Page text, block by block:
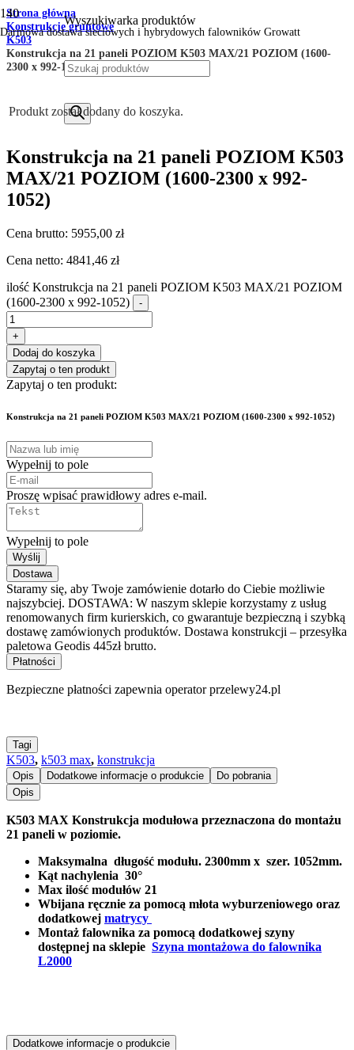
Darmowa dostawa sieciowych i hybrydowych falowników Growatt
Wyszukiwarka produktów
Produkt został dodany do koszyka.
Strona główna
Konstrukcje gruntowe
K503
Konstrukcja na 21 paneli POZIOM K503 MAX/21 POZIOM (1600-
2300 x 992-1052)
Konstrukcja na 21 paneli POZIOM K503
MAX/21 POZIOM (1600-2300 x 992-
1052)
Cena brutto: 5955,00 zł
Cena netto: 4841,46 zł
ilość Konstrukcja na 21 paneli POZIOM K503 MAX/21 POZIOM
(1600-2300 x 992-1052)
-
+
Dodaj do koszyka
Zapytaj o ten produkt
Zapytaj o ten produkt:
Konstrukcja na 21 paneli POZIOM K503 MAX/21 POZIOM (1600-2300 x 992-1052)
Wypełnij to pole
Proszę wpisać prawidłowy adres e-mail.
Wypełnij to pole
Wyślij
Dostawa
Staramy się, aby Twoje zamówienie dotarło do Ciebie możliwie
najszybciej. DOSTAWA: W naszym sklepie korzystamy z usług
renomowanych firm kurierskich, co gwarantuje bezpieczną i szybką
dostawę zamówionych produktów. Dostawa konstrukcji – przesyłka
paletowa Geodis 445zł brutto.
Płatności
Bezpieczne płatności zapewnia operator przelewy24.pl
Tagi
K503, k503 max, konstrukcja
Opis Dodatkowe informacje o produkcie
Do pobrania
Opis
K503 MAX Konstrukcja modułowa przeznaczona do montażu
21 paneli w poziomie.
Maksymalna długość modułu. 2300mm x szer. 1052mm.
Kąt nachylenia 30°
Max ilość modułów 21
Wbijana ręcznie za pomocą młota wyburzeniowego oraz
dodatkowej matrycy
Montaż falownika za pomocą dodatkowej szyny
dostępnej na sklepie Szyna montażowa do falownika
L2000
Dodatkowe informacje o produkcie